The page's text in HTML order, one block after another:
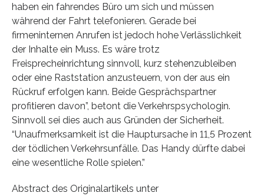
haben ein fahrendes Büro um sich und müssen
während der Fahrt telefonieren. Gerade bei
firmeninternen Anrufen ist jedoch hohe Verlässlichkeit
der Inhalte ein Muss. Es wäre trotz
Freisprecheinrichtung sinnvoll, kurz stehenzubleiben
oder eine Raststation anzusteuern, von der aus ein
Rückruf erfolgen kann. Beide Gesprächspartner
profitieren davon”, betont die Verkehrspsychologin.
Sinnvoll sei dies auch aus Gründen der Sicherheit.
“Unaufmerksamkeit ist die Hauptursache in 11,5 Prozent
der tödlichen Verkehrsunfälle. Das Handy dürfte dabei
eine wesentliche Rolle spielen.”
Abstract des Originalartikels unter